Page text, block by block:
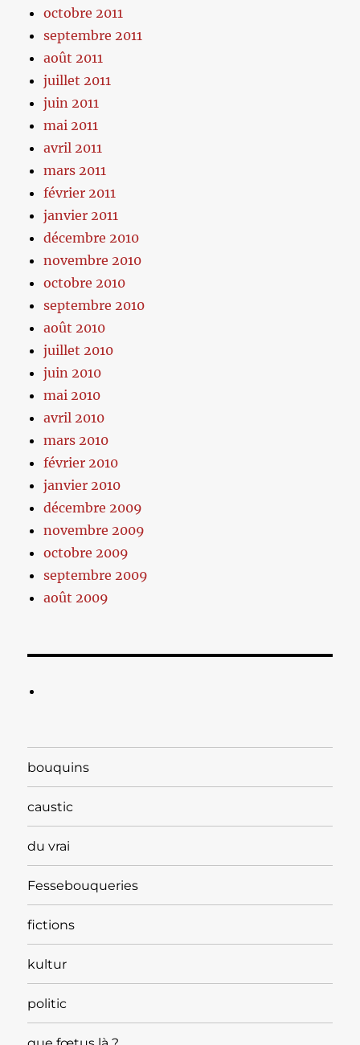
octobre 2011
septembre 2011
août 2011
juillet 2011
juin 2011
mai 2011
avril 2011
mars 2011
février 2011
janvier 2011
décembre 2010
novembre 2010
octobre 2010
septembre 2010
août 2010
juillet 2010
juin 2010
mai 2010
avril 2010
mars 2010
février 2010
janvier 2010
décembre 2009
novembre 2009
octobre 2009
septembre 2009
août 2009
bouquins
caustic
du vrai
Fessebouqueries
fictions
kultur
politic